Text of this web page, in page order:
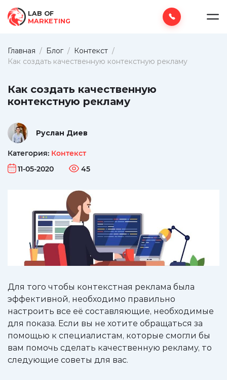
LAB OF
MARKETING
Главная / Блог / Контекст /
Как создать качественную контекстную рекламу
Как создать качественную
контекстную рекламу
Руслан Диев
Категория: Контекст
11-05-2020
45
Для того чтобы контекстная реклама была
эффективной, необходимо правильно
настроить все её составляющие, необходимые
для показа. Если вы не хотите обращаться за
помощью к специалистам, которые смогли бы
вам помочь сделать качественную рекламу, то
следующие советы для вас.